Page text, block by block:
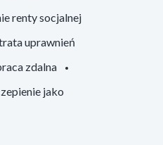
renty socjalnej
uprawnień
zdalna
jako